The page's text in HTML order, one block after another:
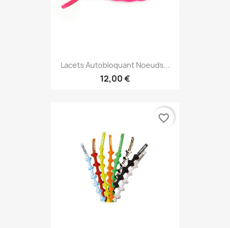
Lacets Autobloquant Noeuds...
12,00 €
favorite_border